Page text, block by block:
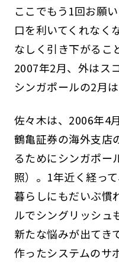
ここでもう1回お願
口を利いてくれなく
なしく引き下がるこ
2007年2月、外はス
シンガポールの2月は
佐々木は、2006年4
鶴亀証券の海外支店
るためにシンガポー
照）。1年近く経っ
暮らしにもだいぶ慣
ルでシングリッシュ
新たな悩みが出てき
作ったシステムのサ